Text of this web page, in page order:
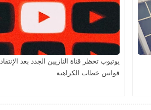
يوتيوب تحظر قناة النازيين الجدد بعد
قوانين خطاب الكراهية